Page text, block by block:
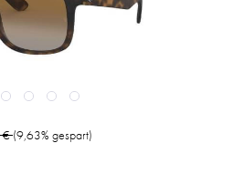
€(9,63% gespart)